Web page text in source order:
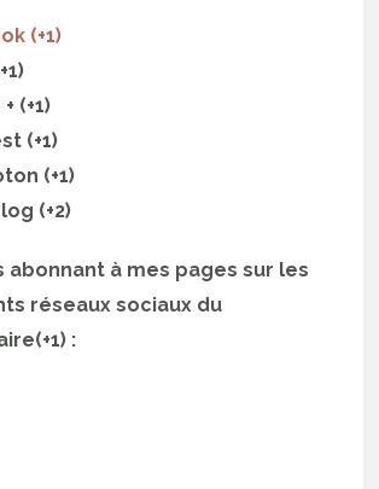
(+1)
(+1)
(+1)
(+1)
(+2)
abonnant à mes pages sur les
réseaux sociaux du
: